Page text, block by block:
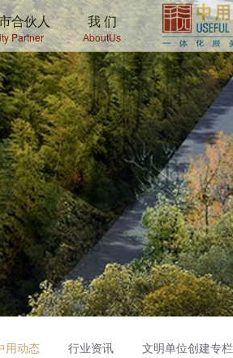
合伙人
Partner
我 们
AboutUs
用动态 行业资讯 文明单位创建专栏